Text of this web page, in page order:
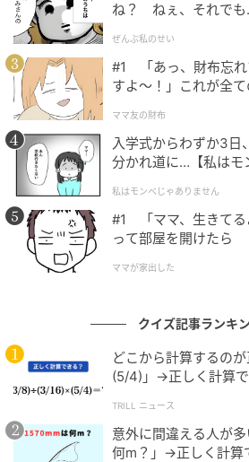
45−5+15+3←一番左の引き算からする
=
40+15 +3
= 55+3
=58
まとめ
今回の問題には、()が登場しませ
割り算を一番先に計算し、後で足
このように、長い計算問題を見た
部分から先に計算をすべきか考え
同じ数字がたくさん出てきて、計
らくなったときは、演算子に注目
ょう。
ね？ ねぇ、それで
ぜんぶ私のせい
#1 「あっ、財布忘れ
すよ〜！」これが全
ママ友の財布
入学式からわずか3日
分かれ道に…【私はモ
私はモンペじゃありません
#1 「ママ、生きてる
って部屋を開けたら
ママが家出した
クイズ記事ランキ
どこから計算するの
(5/4)」→正しく計算で
TRILL ニュース
意外に間違える人が
何m？」→正しく計算